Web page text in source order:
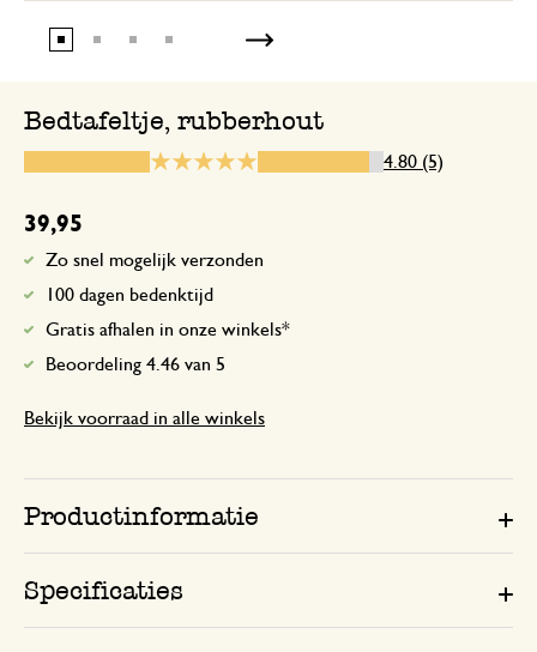
Bedtafeltje, rubberhout
4.80 (5)
39,95
Zo snel mogelijk verzonden
100 dagen bedenktijd
Gratis afhalen in onze winkels*
Beoordeling 4.46 van 5
Bekijk voorraad in alle winkels
Productinformatie
Specificaties
19 mei 2025
4 juni 2025
gebruiken is
30 maart 2026
Enkel een score, geen toelichting